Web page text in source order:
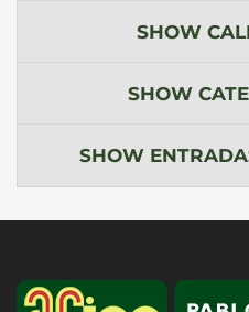
SHOW
SHOW
SHOW